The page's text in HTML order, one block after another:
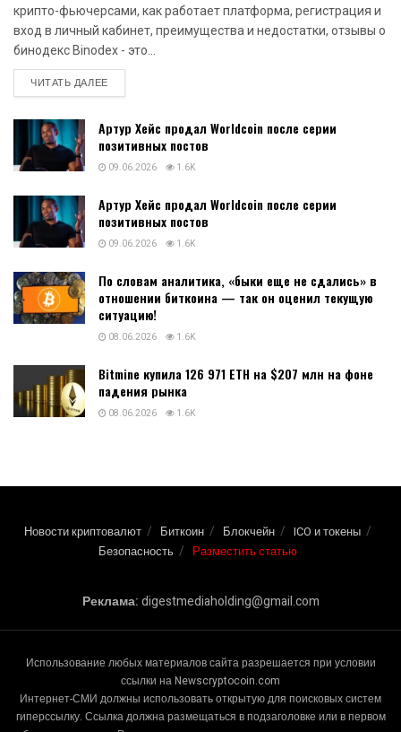
крипто-фьючерсами, как работает платформа, регистрация и
вход в личный кабинет, преимущества и недостатки, отзывы о
бинодекс Binodex - это...
ЧИТАТЬ ДАЛЕЕDETAILS
Артур Хейс продал Worldcoin после серии
позитивных постов
09.06.2026 1.6K
Артур Хейс продал Worldcoin после серии
позитивных постов
09.06.2026 1.6K
По словам аналитика, «быки еще не сдались» в
отношении биткоина — так он оценил текущую
ситуацию!
08.06.2026 1.6K
Bitmine купила 126 971 ETH на $207 млн на фоне
падения рынка
08.06.2026 1.6K
Новости криптовалют Биткоин Блокчейн
ICO и токены
Безопасность
Разместить статью
Реклама:digestmediaholding@gmail.com
Использование любых материалов сайта разрешается при условии
ссылки на Newscryptocoin.com
Интернет-СМИ должны использовать открытую для поисковых систем
гиперссылку. Ссылка должна размещаться в подзаголовке или в первом